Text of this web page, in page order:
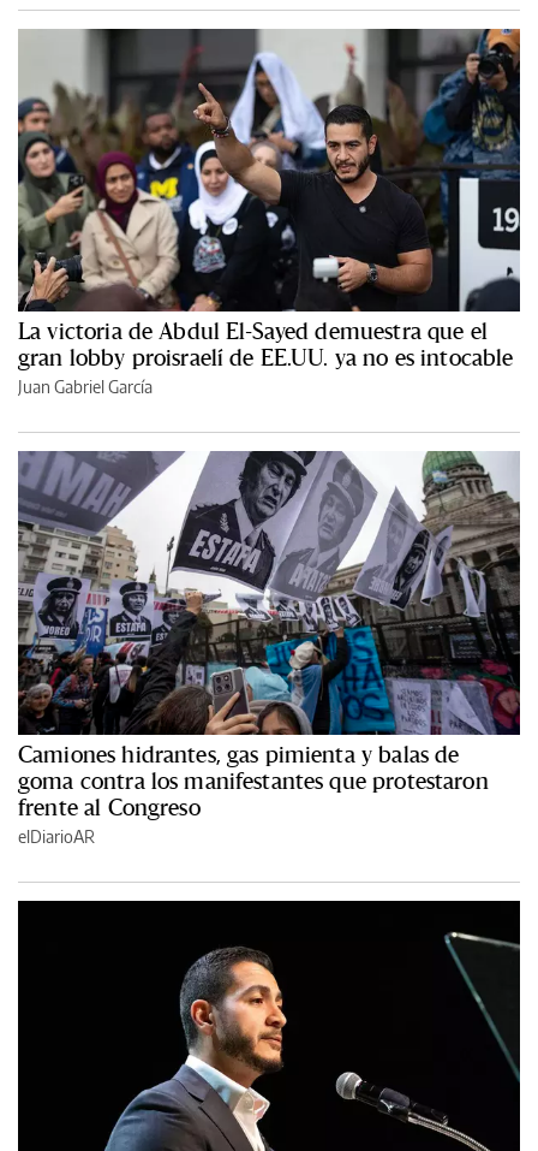
La victoria de Abdul El-Sayed demuestra que el
gran lobby proisraelí de EE.UU. ya no es intocable
Juan Gabriel García
Camiones hidrantes, gas pimienta y balas de
goma contra los manifestantes que protestaron
frente al Congreso
elDiarioAR